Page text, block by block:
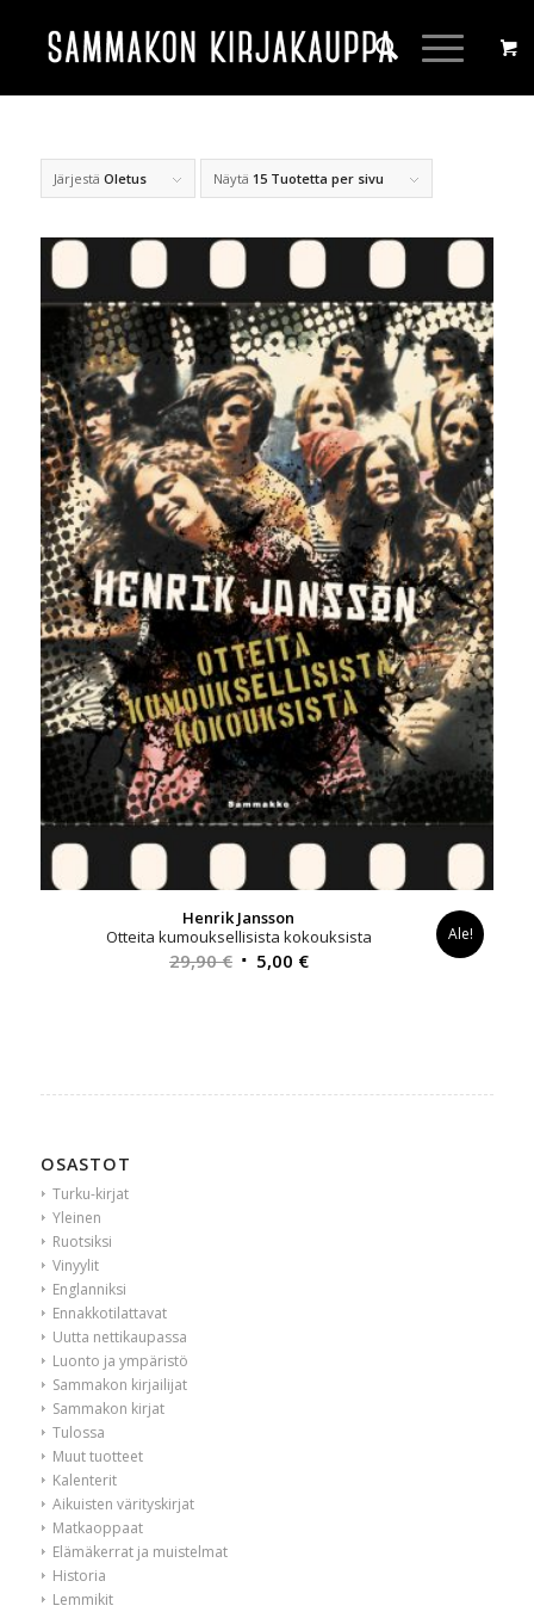
Järjestä Oletus Näytä 15 Tuotetta per sivu
Henrik Jansson
Otteita kumouksellisista kokouksista
29,90€ Alkuperäinen
5,00 €Nykyinen
Ale!
OSASTOT
Turku-kirjat
Yleinen
Ruotsiksi
Vinyylit
Englanniksi
Ennakkotilattavat
Uutta nettikaupassa
Luonto ja ympäristö
Sammakon kirjailijat
Sammakon kirjat
Tulossa
Muut tuotteet
Kalenterit
Aikuisten värityskirjat
Matkaoppaat
Elämäkerrat ja muistelmat
Historia
Lemmikit